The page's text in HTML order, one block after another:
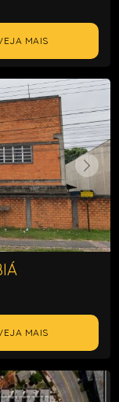
MAIS
MAIS